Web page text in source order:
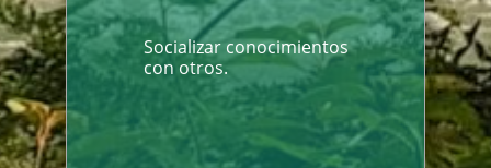
Socializar conocimientos
con otros.